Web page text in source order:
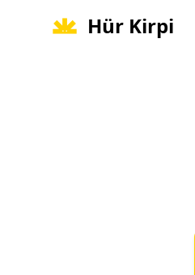
Hür Kirpi